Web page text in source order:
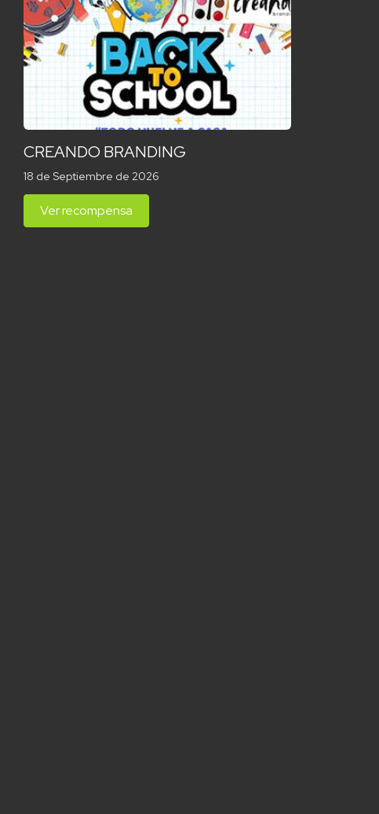
CREANDO BRANDING
18 de Septiembre de 2026
Ver recompensa